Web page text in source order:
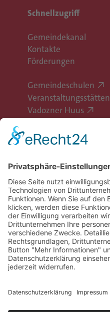
Schnellzugriff
Gemeindekanal
Kontakte
Förderungen
Gemeindeschulen
Veranstaltungsstätten
Vadozner Huus